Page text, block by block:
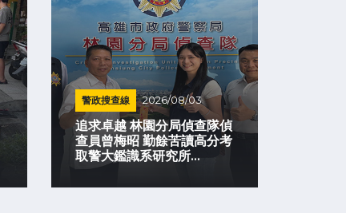
警政搜查線 2026/08/03
追求卓越 林園分局偵查隊偵
查員曾梅昭 勤餘苦讀高分考
取警大鑑識系研究所...